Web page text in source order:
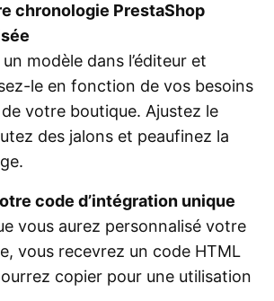
chronologie PrestaShop
modèle dans l’éditeur et
le en fonction de vos besoins
votre boutique. Ajustez le
des jalons et peaufinez la
code d’intégration unique
vous aurez personnalisé votre
vous recevrez un code HTML
copier pour une utilisation